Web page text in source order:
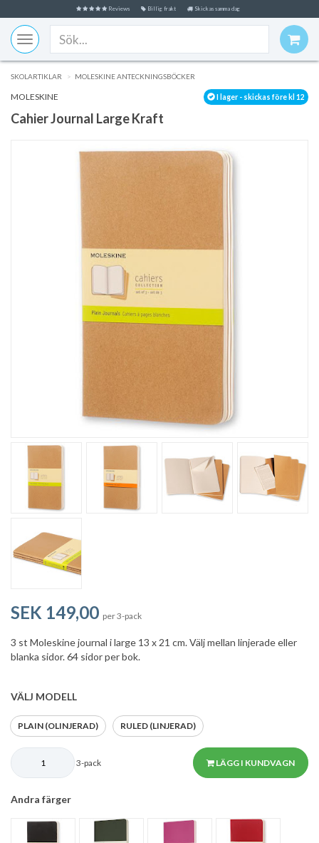
Reviews Billig frakt Skickas samma dag
Toggle
navigation
SKOLARTIKLAR MOLESKINE ANTECKNINGSBÖCKER
I lager - skickas före kl 12
MOLESKINE
Cahier Journal Large Kraft
SEK 149,00 per 3-pack
3 st Moleskine journal i large 13 x 21 cm. Välj mellan linjerade eller
blanka sidor. 64 sidor per bok.
VÄLJ MODELL
PLAIN (OLINJERAD) RULED (LINJERAD)
3-pack LÄGG I KUNDVAGN
Andra färger